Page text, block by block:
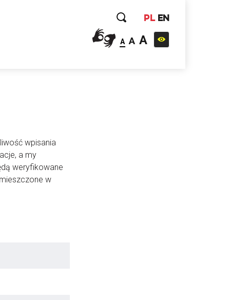
PL EN
A A A
wpisania
a my
weryfikowane
w